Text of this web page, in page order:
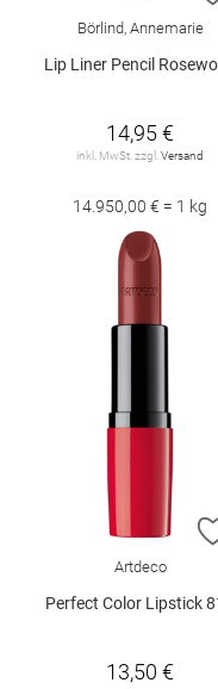
Börlind, Annemarie
Lip Liner Pencil
14,95 €
inkl. MwSt. zzgl. Versand
14.950,00 € = 1 kg
Artdeco
Perfect Color Lipstick
13,50 €